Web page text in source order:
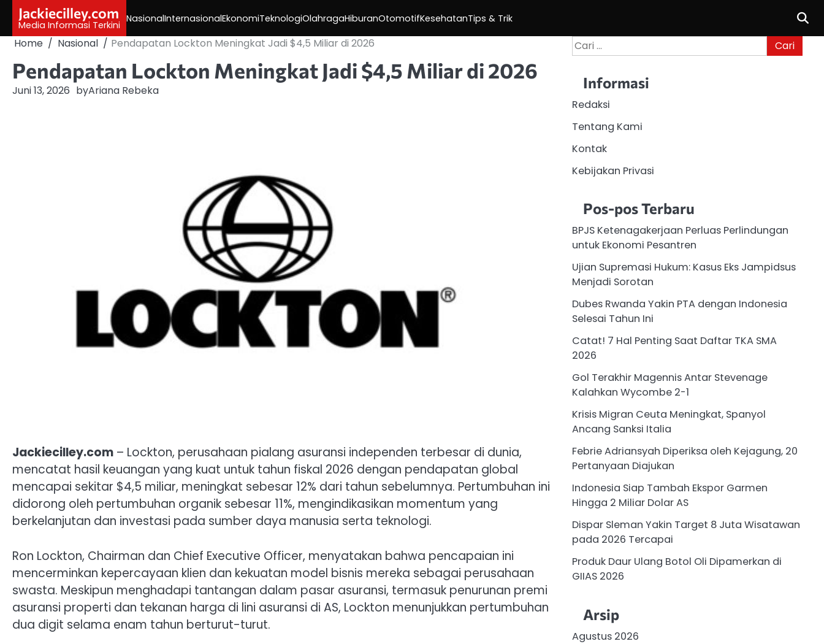
content
Jackiecilley.com
Media Informasi Terkini
NasionalInternasionalEkonomiTeknologiOlahragaHiburanOtomotifKesehatanTips & Trik
Home Nasional Pendapatan Lockton Meningkat Jadi $4,5 Miliar di 2026
Pendapatan Lockton Meningkat Jadi $4,5 Miliar di 2026
Juni 13, 2026 byAriana Rebeka
Jackiecilley.com – Lockton, perusahaan pialang asuransi independen terbesar di dunia,
mencatat hasil keuangan yang kuat untuk tahun fiskal 2026 dengan pendapatan global
mencapai sekitar $4,5 miliar, meningkat sebesar 12% dari tahun sebelumnya. Pertumbuhan ini
didorong oleh pertumbuhan organik sebesar 11%, mengindikasikan momentum yang
berkelanjutan dan investasi pada sumber daya manusia serta teknologi.
Ron Lockton, Chairman dan Chief Executive Officer, menyatakan bahwa pencapaian ini
mencerminkan kepercayaan klien dan kekuatan model bisnis mereka sebagai perusahaan
swasta. Meskipun menghadapi tantangan dalam pasar asuransi, termasuk penurunan premi
asuransi properti dan tekanan harga di lini asuransi di AS, Lockton menunjukkan pertumbuhan
dua digit selama enam tahun berturut-turut.
Cari
untuk:
Informasi
Redaksi
Tentang Kami
Kontak
Kebijakan Privasi
Pos-pos Terbaru
BPJS Ketenagakerjaan Perluas Perlindungan
untuk Ekonomi Pesantren
Ujian Supremasi Hukum: Kasus Eks Jampidsus
Menjadi Sorotan
Dubes Rwanda Yakin PTA dengan Indonesia
Selesai Tahun Ini
Catat! 7 Hal Penting Saat Daftar TKA SMA
2026
Gol Terakhir Magennis Antar Stevenage
Kalahkan Wycombe 2-1
Krisis Migran Ceuta Meningkat, Spanyol
Ancang Sanksi Italia
Febrie Adriansyah Diperiksa oleh Kejagung, 20
Pertanyaan Diajukan
Indonesia Siap Tambah Ekspor Garmen
Hingga 2 Miliar Dolar AS
Dispar Sleman Yakin Target 8 Juta Wisatawan
pada 2026 Tercapai
Produk Daur Ulang Botol Oli Dipamerkan di
GIIAS 2026
Arsip
Agustus 2026